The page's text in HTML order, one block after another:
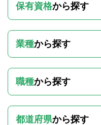
保有資格から探す
業種から探す
職種から探す
都道府県から探す